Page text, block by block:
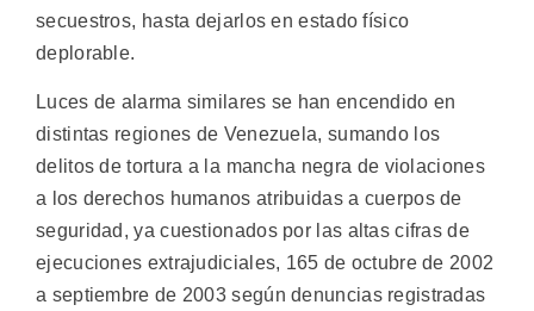
secuestros, hasta dejarlos en estado físico
deplorable.
Luces de alarma similares se han encendido en
distintas regiones de Venezuela, sumando los
delitos de tortura a la mancha negra de violaciones
a los derechos humanos atribuidas a cuerpos de
seguridad, ya cuestionados por las altas cifras de
ejecuciones extrajudiciales, 165 de octubre de 2002
a septiembre de 2003 según denuncias registradas